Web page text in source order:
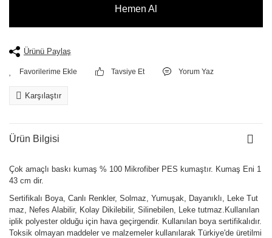
Hemen Al
Ürünü Paylaş
Tavsiye Et Yorum Yaz
Karşılaştır
Ürün Bilgisi
Çok amaçlı baskı kumaş % 100 Mikrofiber PES kumaştır. Kumaş Eni 1
43 cm dir.
Sertifikalı Boya, Canlı Renkler, Solmaz, Yumuşak, Dayanıklı, Leke Tut
maz, Nefes Alabilir, Kolay Dikilebilir, Silinebilen, Leke tutmaz.Kullanılan
iplik polyester olduğu için hava geçirgendir. Kullanılan boya sertifikalıdır.
Toksik olmayan maddeler ve malzemeler kullanılarak Türkiye'de üretilmi